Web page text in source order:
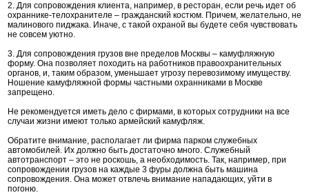
2. Для сопровождения клиента, например, в ресторан, если речь идет об
охраннике-телохранителе – гражданский костюм. Причем, желательно, не
малинового пиджака. Иначе, с такой охраной вы будете себя чувствовать
не совсем уютно.
3. Для сопровождения грузов вне пределов Москвы – камуфляжную
форму. Она позволяет походить на работников правоохранительных
органов, и, таким образом, уменьшает угрозу перевозимому имуществу.
Ношение камуфляжной формы частными охранниками в Москве
запрещено.
Не рекомендуется иметь дело с фирмами, в которых сотрудники на все
случаи жизни имеют только армейский камуфляж.
Обратите внимание, располагает ли фирма парком служебных
автомобилей. Их должно быть достаточно много. Служебный
автотранспорт – это не роскошь, а необходимость. Так, например, при
сопровождении грузов на каждые 3 фуры должна быть машина
сопровождения. Она может отвлечь внимание нападающих, уйти в
погоню.